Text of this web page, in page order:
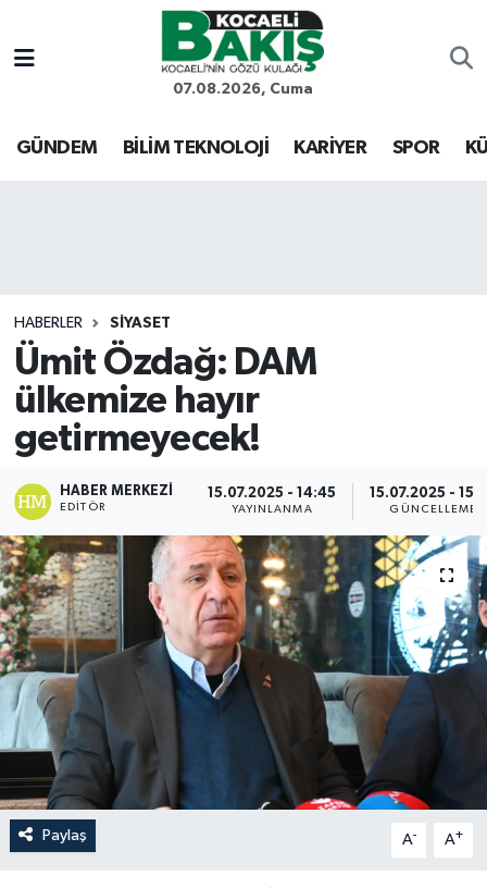
07.08.2026, Cuma
GÜNDEM BİLİM TEKNOLOJİ KARİYER SPOR
HABERLER SİYASET
Ümit Özdağ: DAM
ülkemize hayır
getirmeyecek!
HABER MERKEZI
EDITÖR
15.07.2025 - 14:45
YAYINLANMA
15.07.2025 -
GÜNCELLEME
Paylaş A- A+
Kocaeli Nöbetçi Eczaneler
Kocaeli Hava Durumu
Son Dakika Haberleri
Haber Arşivi